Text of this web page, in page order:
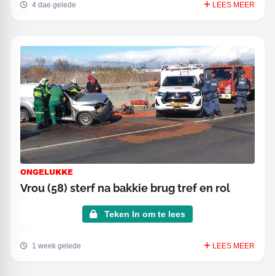
4 dae gelede LEES MEER
ONGELUKKE
Vrou (58) sterf na bakkie brug tref en rol
Teken In om te lees
1 week gelede LEES MEER